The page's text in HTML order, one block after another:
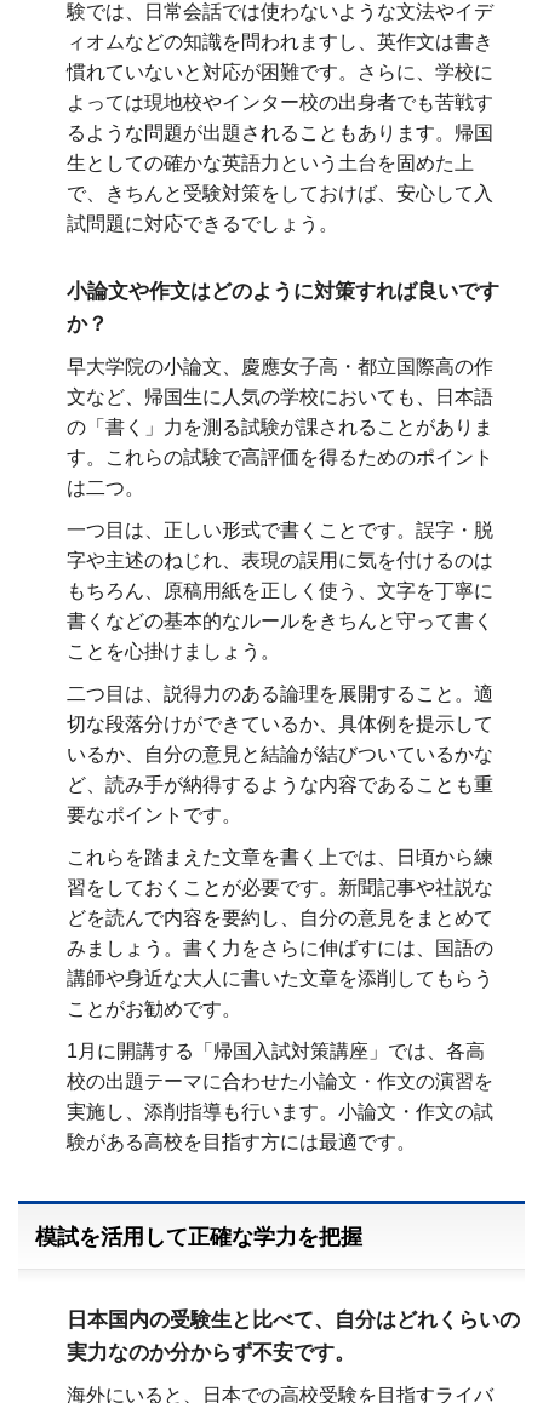
験では、日常会話では使わないような文法やイデ
ィオムなどの知識を問われますし、英作文は書き
慣れていないと対応が困難です。さらに、学校に
よっては現地校やインター校の出身者でも苦戦す
るような問題が出題されることもあります。帰国
生としての確かな英語力という土台を固めた上
で、きちんと受験対策をしておけば、安心して入
試問題に対応できるでしょう。
小論文や作文はどのように対策すれば良いです
か？
早大学院の小論文、慶應女子高・都立国際高の作
文など、帰国生に人気の学校においても、日本語
の「書く」力を測る試験が課されることがありま
す。これらの試験で高評価を得るためのポイント
は二つ。
一つ目は、正しい形式で書くことです。誤字・脱
字や主述のねじれ、表現の誤用に気を付けるのは
もちろん、原稿用紙を正しく使う、文字を丁寧に
書くなどの基本的なルールをきちんと守って書く
ことを心掛けましょう。
二つ目は、説得力のある論理を展開すること。適
切な段落分けができているか、具体例を提示して
いるか、自分の意見と結論が結びついているかな
ど、読み手が納得するような内容であることも重
要なポイントです。
これらを踏まえた文章を書く上では、日頃から練
習をしておくことが必要です。新聞記事や社説な
どを読んで内容を要約し、自分の意見をまとめて
みましょう。書く力をさらに伸ばすには、国語の
講師や身近な大人に書いた文章を添削してもらう
ことがお勧めです。
1月に開講する「帰国入試対策講座」では、各高
校の出題テーマに合わせた小論文・作文の演習を
実施し、添削指導も行います。小論文・作文の試
験がある高校を目指す方には最適です。
模試を活用して正確な学力を把握
日本国内の受験生と比べて、自分はどれくらいの
実力なのか分からず不安です。
海外にいると、日本での高校受験を目指すライバ